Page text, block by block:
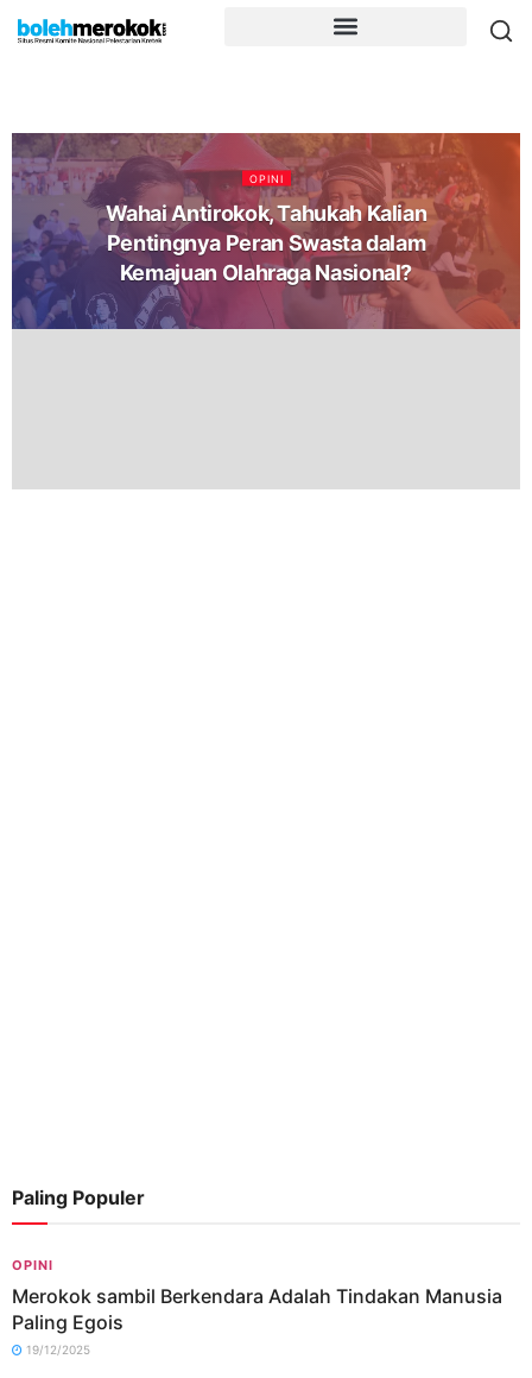
OPINI
Wahai Antirokok, Tahukah Kalian
Pentingnya Peran Swasta dalam
Kemajuan Olahraga Nasional?
Paling Populer
OPINI
Merokok sambil Berkendara Adalah Tindakan Manusia
Paling Egois
19/12/2025